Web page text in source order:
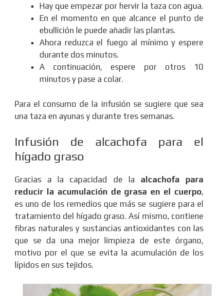
Hay que empezar por hervir la taza con agua.
En el momento en que alcance el punto de
ebullición le puede añadir las plantas.
Ahora reduzca el fuego al mínimo y espere
durante dos minutos.
A continuación, espere por otros 10
minutos y pase a colar.
Para el consumo de la infusión se sugiere que sea
una taza en ayunas y durante tres semanas.
Infusión de alcachofa para el
hígado graso
Gracias a la capacidad de la alcachofa para
reducir la acumulación de grasa en el cuerpo,
es uno de los remedios que más se sugiere para el
tratamiento del hígado graso. Así mismo, contiene
fibras naturales y sustancias antioxidantes con las
que se da una mejor limpieza de este órgano,
motivo por el que se evita la acumulación de los
lípidos en sus tejidos.